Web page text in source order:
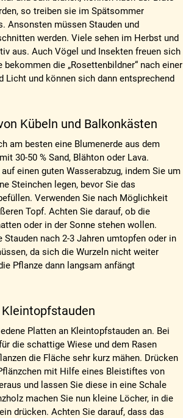
so treiben sie im Spätsommer
Ansonsten müssen Stauden und
werden. Viele sehen im Herbst und
aus. Auch Vögel und Insekten freuen sich
bekommen die „Rosettenbildner“ nach einer
Licht und können sich dann entsprechend
Kübeln und Balkonkästen
am besten eine Blumenerde aus dem
30-50 % Sand, Blähton oder Lava.
einen guten Wasserabzug, indem Sie um
Steinchen legen, bevor Sie das
Verwenden Sie nach Möglichkeit
Topf. Achten Sie darauf, ob die
oder in der Sonne stehen wollen.
nach 2-3 Jahren umtopfen oder in
da sich die Wurzeln nicht weiter
Pflanze dann langsam anfängt
Platten an Kleintopfstauden an. Bei
die schattige Wiese und dem Rasen
die Fläche sehr kurz mähen. Drücken
mit Hilfe eines Bleistiftes von
und lassen Sie diese in eine Schale
machen Sie nun kleine Löcher, in die
drücken. Achten Sie darauf, dass das